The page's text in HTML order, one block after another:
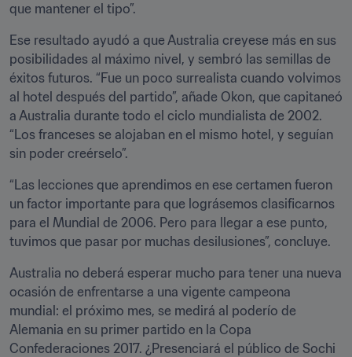
que mantener el tipo”.
Ese resultado ayudó a que Australia creyese más en sus
posibilidades al máximo nivel, y sembró las semillas de
éxitos futuros. “Fue un poco surrealista cuando volvimos
al hotel después del partido”, añade Okon, que capitaneó
a Australia durante todo el ciclo mundialista de 2002.
“Los franceses se alojaban en el mismo hotel, y seguían
sin poder creérselo”.
“Las lecciones que aprendimos en ese certamen fueron
un factor importante para que lográsemos clasificarnos
para el Mundial de 2006. Pero para llegar a ese punto,
tuvimos que pasar por muchas desilusiones”, concluye.
Australia no deberá esperar mucho para tener una nueva
ocasión de enfrentarse a una vigente campeona
mundial: el próximo mes, se medirá al poderío de
Alemania en su primer partido en la Copa
Confederaciones 2017. ¿Presenciará el público de Sochi